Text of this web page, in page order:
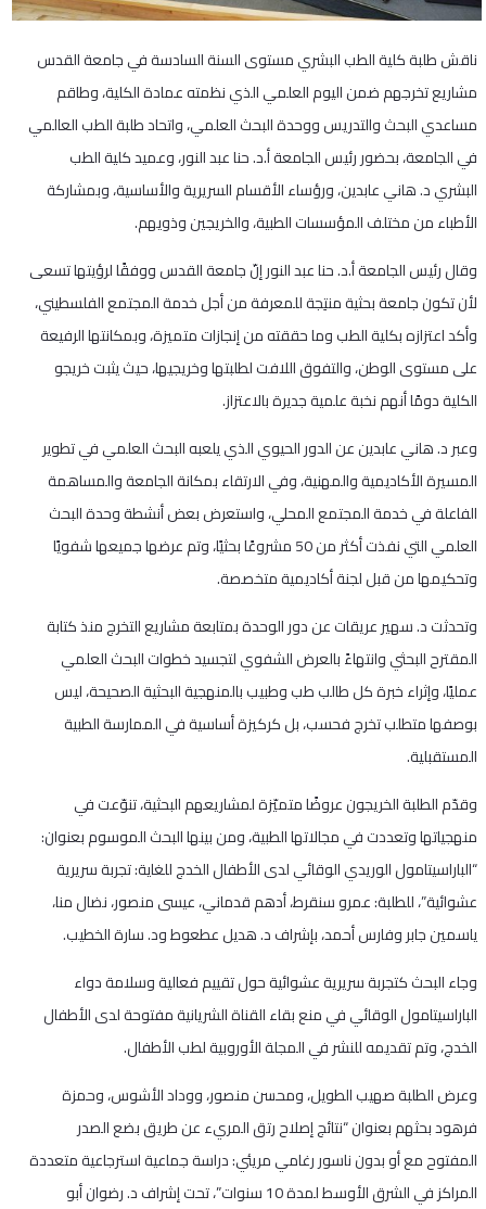
ناقش طلبة كلية الطب البشري مستوى السنة السادسة في جامعة القدس
مشاريع تخرجهم ضمن اليوم العلمي الذي نظمته عمادة الكلية، وطاقم
مساعدي البحث والتدريس ووحدة البحث العلمي، واتحاد طلبة الطب العالمي
في الجامعة، بحضور رئيس الجامعة أ.د. حنا عبد النور، وعميد كلية الطب
البشري د. هاني عابدين، ورؤساء الأقسام السريرية والأساسية، وبمشاركة
الأطباء من مختلف المؤسسات الطبية، والخريجين وذويهم.
وقال رئيس الجامعة أ.د. حنا عبد النور إنّ جامعة القدس ووفقًا لرؤيتها تسعى
لأن تكون جامعة بحثية منتِجة للمعرفة من أجل خدمة المجتمع الفلسطيني،
وأكد اعتزازه بكلية الطب وما حققته من إنجازات متميزة، وبمكانتها الرفيعة
على مستوى الوطن، والتفوق اللافت لطلبتها وخريجيها، حيث يثبت خريجو
الكلية دومًا أنهم نخبة علمية جديرة بالاعتزاز.
وعبر د. هاني عابدين عن الدور الحيوي الذي يلعبه البحث العلمي في تطوير
المسيرة الأكاديمية والمهنية، وفي الارتقاء بمكانة الجامعة والمساهمة
الفاعلة في خدمة المجتمع المحلي، واستعرض بعض أنشطة وحدة البحث
العلمي التي نفذت أكثر من 50 مشروعًا بحثيًا، وتم عرضها جميعها شفويًا
وتحكيمها من قبل لجنة أكاديمية متخصصة.
وتحدثت د. سهير عريقات عن دور الوحدة بمتابعة مشاريع التخرج منذ كتابة
المقترح البحثي وانتهاءً بالعرض الشفوي لتجسيد خطوات البحث العلمي
عمليًا، وإثراء خبرة كل طالب طب وطبيب بالمنهجية البحثية الصحيحة، ليس
بوصفها متطلب تخرج فحسب، بل كركيزة أساسية في الممارسة الطبية
المستقبلية.
وقدّم الطلبة الخريجون عروضًا متميّزة لمشاريعهم البحثية، تنوّعت في
منهجياتها وتعددت في مجالاتها الطبية، ومن بينها البحث الموسوم بعنوان:
“الباراسيتامول الوريدي الوقائي لدى الأطفال الخدج للغاية: تجربة سريرية
عشوائية”، للطلبة: عمرو سنقرط، أدهم قدماني، عيسى منصور، نضال منا،
ياسمين جابر وفارس أحمد، بإشراف د. هديل عطعوط ود. سارة الخطيب.
وجاء البحث كتجربة سريرية عشوائية حول تقييم فعالية وسلامة دواء
الباراسيتامول الوقائي في منع بقاء القناة الشريانية مفتوحة لدى الأطفال
الخدج، وتم تقديمه للنشر في المجلة الأوروبية لطب الأطفال.
وعرض الطلبة صهيب الطويل، ومحسن منصور، ووداد الأشوس، وحمزة
فرهود بحثهم بعنوان “نتائج إصلاح رتق المريء عن طريق بضع الصدر
المفتوح مع أو بدون ناسور رغامي مريئي: دراسة جماعية استرجاعية متعددة
المراكز في الشرق الأوسط لمدة 10 سنوات”، تحت إشراف د. رضوان أبو